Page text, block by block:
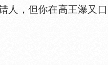
，但你在高王瀑又